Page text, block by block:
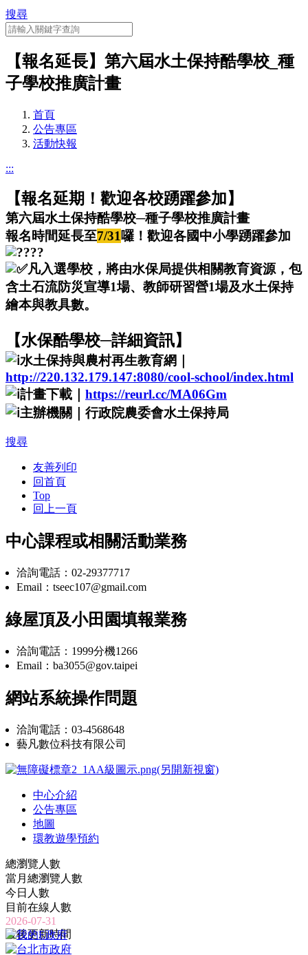
搜尋
【報名延長】第六屆水土保持酷學校_種
子學校推廣計畫
首頁
公告專區
活動快報
:::
【報名延期！歡迎各校踴躍參加】
第六屆水土保持酷學校─種子學校推廣計畫
報名時間延長至7/31囉！歡迎各國中小學踴躍參加
凡入選學校，將由水保局提供相關教育資源，包
含土石流防災宣導1場、教師研習營1場及水土保持
繪本與教具數。
【水保酷學校─詳細資訊】
水土保持與農村再生教育網｜
http://220.132.179.147:8080/cool-school/index.html
計畫下載｜ https://reurl.cc/MA06Gm
主辦機關｜行政院農委會水土保持局
搜尋
友善列印
回首頁
Top
回上一頁
中心課程或相關活動業務
洽詢電話：02-29377717
Email：tseec107@gmail.com
綠屋頂及小田園填報業務
洽詢電話：1999分機1266
Email：ba3055@gov.taipei
網站系統操作問題
洽詢電話：03-4568648
藝凡數位科技有限公司
中心介紹
公告專區
地圖
環教遊學預約
總瀏覽人數
當月總瀏覽人數
今日人數
目前在線人數
2026-07-31
最後更新時間